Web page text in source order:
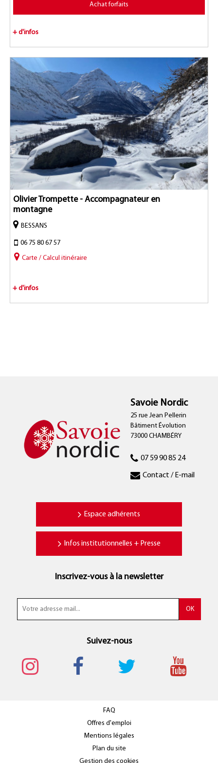
+ d'infos
Achat forfaits
Olivier Trompette - Accompagnateur en
montagne
BESSANS
06 75 80 67 57
Carte / Calcul itinéraire
+ d'infos
Savoie Nordic
25 rue Jean Pellerin
Bâtiment Évolution
73000 CHAMBÉRY
07 59 90 85 24
Contact / E-mail
Espace adhérents
Infos institutionnelles + Presse
Inscrivez-vous à la newsletter
Suivez-nous
FAQ
Offres d'emploi
Mentions légales
Plan du site
Gestion des cookies